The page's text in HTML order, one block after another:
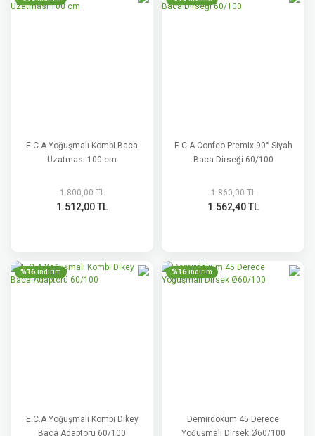
E.C.A Yoğuşmalı Kombi Baca
Uzatması 100 cm
1.800,00 TL
1.512,00 TL
E.C.A Confeo Premix 90° Siyah
Baca Dirseği 60/100
1.860,00 TL
1.562,40 TL
%16 indirim
E.C.A Yoğuşmalı Kombi Dikey
Baca Adaptörü 60/100
%16 indirim
Demirdöküm 45 Derece
Yoğuşmalı Dirsek Ø60/100